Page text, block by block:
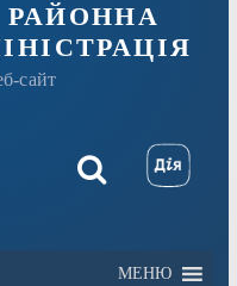
РАЙОННА
сайт
МЕНЮ